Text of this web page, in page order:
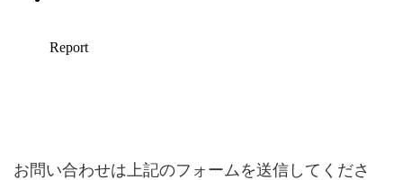
お問い合わせは上記のフォームを送信してくださ